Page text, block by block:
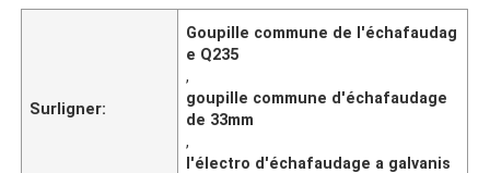
Surligner:
Goupille commune de l'échafaudag
e Q235
,
goupille commune d'échafaudage
de 33mm
,
l'électro d'échafaudage a galvanis